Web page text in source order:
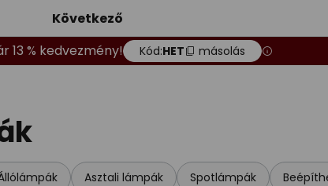
Következő
13 % kedvezmény! Kód:HET másolás
Asztali lámpák Spotlámpák